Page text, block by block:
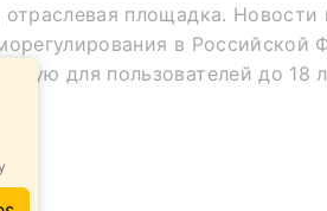
площадка.
в Российской
для пользователей до 18